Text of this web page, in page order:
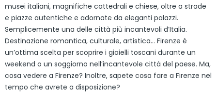
musei italiani, magnifiche cattedrali e chiese, oltre a strade
e piazze autentiche e adornate da eleganti palazzi.
Semplicemente una delle città più incantevoli d’Italia.
Destinazione romantica, culturale, artistica… Firenze è
un’ottima scelta per scoprire i gioielli toscani durante un
weekend o un soggiorno nell’incantevole città del paese. Ma,
cosa vedere a Firenze? Inoltre, sapete cosa fare a Firenze nel
tempo che avrete a disposizione?